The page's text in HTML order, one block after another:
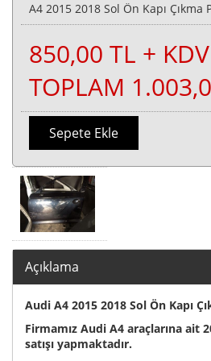
A4 2015 2018 Sol Ön Kapı Çıkma
850,00 TL + KDV
TOPLAM
Sepete Ekle
Açıklama
Audi A4 2015 2018 Sol Ön Kapı
Firmamız Audi A4 araçlarına ait
satışı yapmaktadır.